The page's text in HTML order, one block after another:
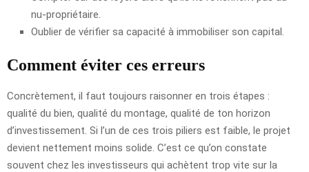
nu-propriétaire.
Oublier de vérifier sa capacité à immobiliser son capital.
Comment éviter ces erreurs
Concrètement, il faut toujours raisonner en trois étapes :
qualité du bien, qualité du montage, qualité de ton horizon
d’investissement. Si l’un de ces trois piliers est faible, le projet
devient nettement moins solide. C’est ce qu’on constate
souvent chez les investisseurs qui achètent trop vite sur la